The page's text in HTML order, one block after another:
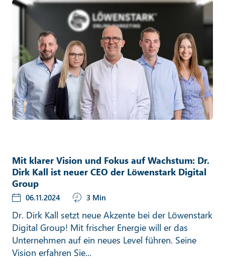
Mit klarer Vision und Fokus auf Wachstum: Dr.
Dirk Kall ist neuer CEO der Löwenstark Digital
Group
06.11.2024 3 Min
Dr. Dirk Kall setzt neue Akzente bei der Löwenstark
Digital Group! Mit frischer Energie will er das
Unternehmen auf ein neues Level führen. Seine
Vision erfahren Sie...